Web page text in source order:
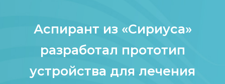
Аспирант из «Сириуса»
разработал прототип
устройства для лечения